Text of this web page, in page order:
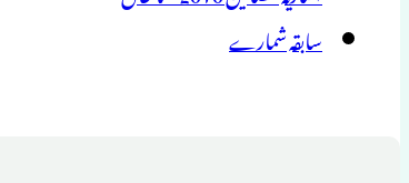
سابقہ شمارے